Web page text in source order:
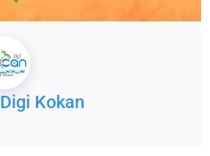
Digi Kokan